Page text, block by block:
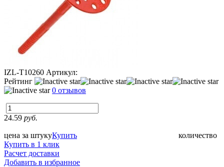
IZL-T10260 Артикул:
Рейтинг
0 отзывов
24.59 руб.
цена за штуку количество
Купить
Купить в 1 клик
Расчет доставки
Добавить в избранное